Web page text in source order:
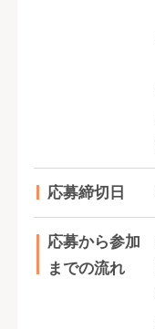
応募締切日
応募から参加
までの流れ